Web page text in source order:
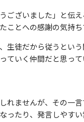
ございました」と伝
ことへの感謝の気持ち
生徒だから従うという
ていく仲間だと思って
れませんが、その一
ったり、発言しやす